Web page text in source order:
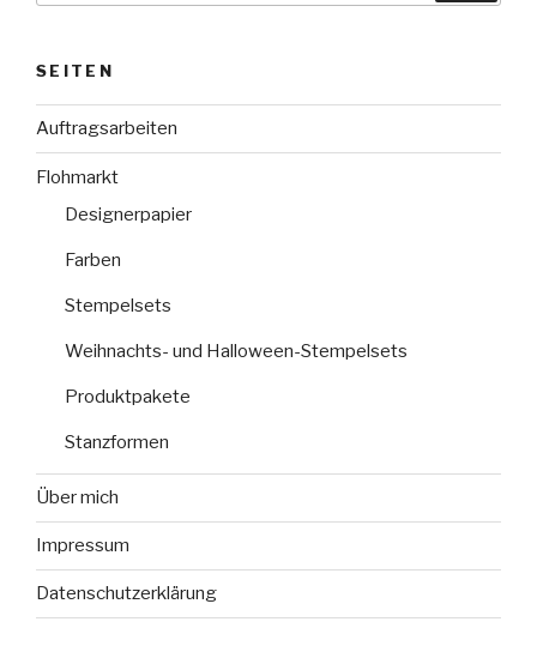
SEITEN
Auftragsarbeiten
Flohmarkt
Designerpapier
Farben
Stempelsets
Weihnachts- und Halloween-Stempelsets
Produktpakete
Stanzformen
Über mich
Impressum
Datenschutzerklärung